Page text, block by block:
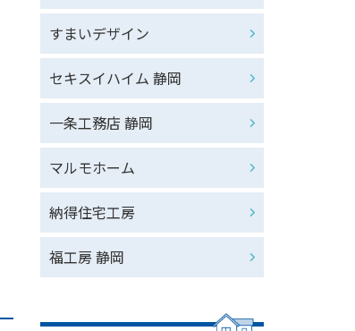
すまいデザイン
セキスイハイム 静岡
一条工務店 静岡
マルモホーム
納得住宅工房
福工房 静岡